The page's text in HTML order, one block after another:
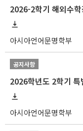
2026-2학기 해외수
아시아언어문명학부
공지사항
2026학년도 2학기
아시아언어문명학부